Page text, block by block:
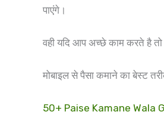
पाएंगे।
वही यदि आप अच्छे काम करते है
मोबाइल से पैसा कमाने का बेस्ट
50+ Paise Kamane Wala